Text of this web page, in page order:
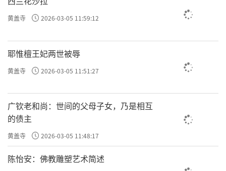
黄盖寺 2026-03-05 11:59:12
耶惟檀王妃两世被辱
黄盖寺 2026-03-05 11:51:27
广钦老和尚：世间的父母子女，乃是相互
的债主
黄盖寺 2026-03-05 11:48:17
陈怡安：佛教雕塑艺术简述